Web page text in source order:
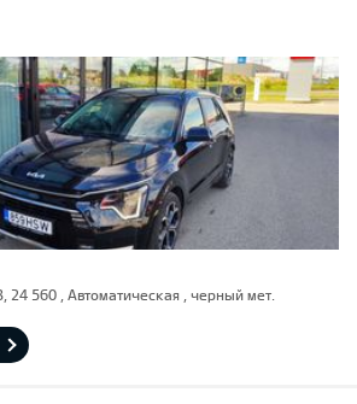
24 560 , Автоматическая , черный мет.